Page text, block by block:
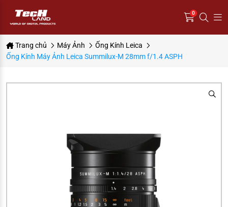
0
Trang chủ Máy Ảnh
Ống Kính Leica
Ống Kính Máy Ảnh Leica Summilux-M 28mm f/1.4 ASPH